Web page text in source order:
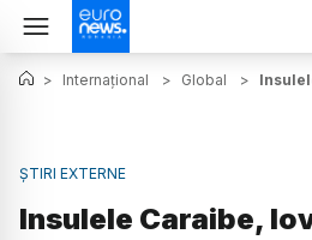
> Internațional > Global >
ȘTIRI EXTERNE
Insulele Caraibe,